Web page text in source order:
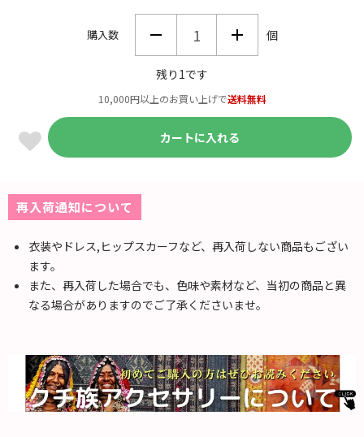
購入数 個
残り1です
10,000円以上のお買い上げで送料無料
カートに入れる
再入荷通知について
衣装やドレス,ヒップスカーフなど、再入荷しない商品もござい
ます。
また、再入荷した場合でも、色味や素材など、当初の商品と異
なる場合がありますのでご了承くださいませ。